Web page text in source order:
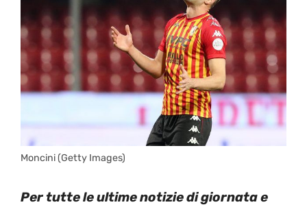
Moncini (Getty Images)
Per tutte le ultime notizie di giornata e